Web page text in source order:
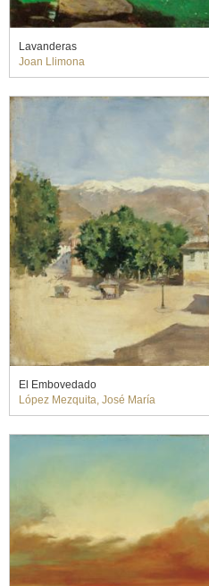
Lavanderas
Joan Llimona
El Embovedado
López Mezquita, José María